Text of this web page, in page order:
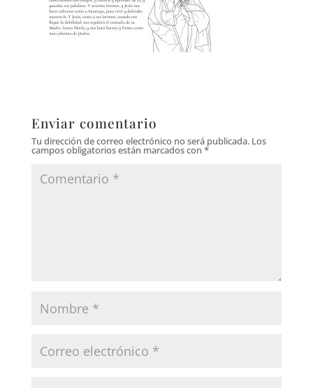
Enviar comentario
Tu dirección de correo electrónico no será publicada. Los
campos obligatorios están marcados con *